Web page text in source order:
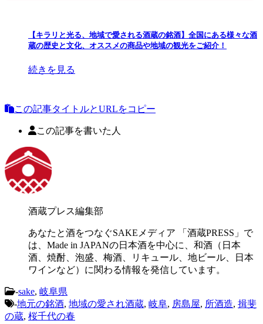
【キラリと光る、地域で愛される酒蔵の銘酒】全国にある様々な酒
蔵の歴史と文化、オススメの商品や地域の観光をご紹介！
続きを見る
この記事タイトルとURLをコピー
この記事を書いた人
酒蔵プレス編集部
あなたと酒をつなぐSAKEメディア 「酒蔵PRESS」で
は、Made in JAPANの日本酒を中心に、和酒（日本
酒、焼酎、泡盛、梅酒、リキュール、地ビール、日本
ワインなど）に関わる情報を発信しています。
-sake, 岐阜県
-地元の銘酒, 地域の愛され酒蔵, 岐阜, 房島屋, 所酒造, 揖斐
の蔵, 桜千代の春